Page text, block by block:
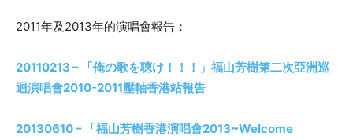
2011年及 2013年的演唱會報告：
20110213 –
「俺の歌を聴け！！！」福山芳樹第二次亞洲巡
迴演唱會2010-2011壓軸香港站報告
20130610 – 「福山芳樹香港演唱會2013~Welcome